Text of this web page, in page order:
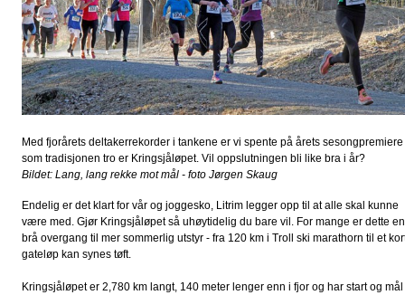
Med fjorårets deltakerrekorder i tankene er vi spente på årets sesongpremiere
som tradisjonen tro er Kringsjåløpet. Vil oppslutningen bli like bra i år?
Bildet: Lang, lang rekke mot mål - foto Jørgen Skaug
Endelig er det klart for vår og joggesko, Litrim legger opp til at alle skal kunne
være med. Gjør Kringsjåløpet så uhøytidelig du bare vil. For mange er dette en
brå overgang til mer sommerlig utstyr - fra 120 km i Troll ski marathorn til et
gateløp kan synes tøft.
Kringsjåløpet er 2,780 km langt, 140 meter lenger enn i fjor og har start og mål